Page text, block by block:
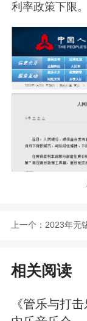
利率政策下限。
上一个： 2023年无
相关阅读
《管乐与打